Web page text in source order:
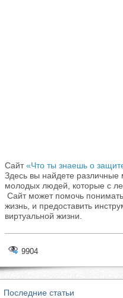
Сайт«Что ты знаешь о
Здесь вы найдете
молодых людей, которые с
Сайт может помочь
жизнь, и предоставить
виртуальной жизни.
9904
Последние статьи